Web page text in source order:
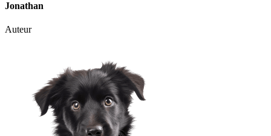
Jonathan
Auteur